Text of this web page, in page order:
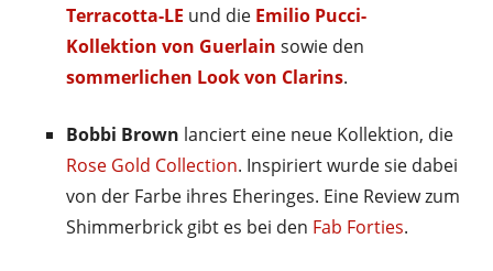
Terracotta-LE und die Emilio Pucci-
Kollektion von Guerlain sowie den
sommerlichen Look von Clarins.
Bobbi Brown lanciert eine neue Kollektion, die
Rose Gold Collection. Inspiriert wurde sie dabei
von der Farbe ihres Eheringes. Eine Review zum
Shimmerbrick gibt es bei den Fab Forties.